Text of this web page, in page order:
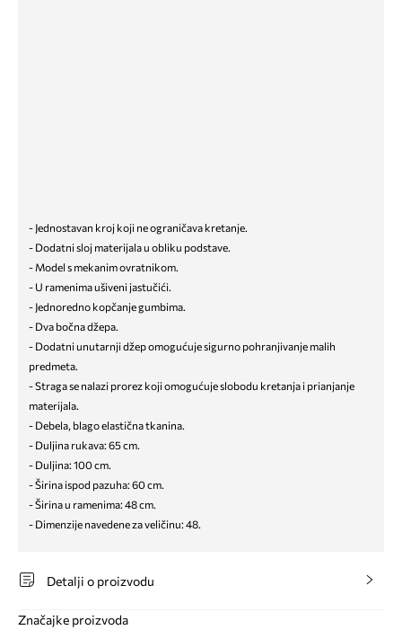
- Jednostavan kroj koji ne ograničava kretanje.
- Dodatni sloj materijala u obliku podstave.
- Model s mekanim ovratnikom.
- U ramenima ušiveni jastučići.
- Jednoredno kopčanje gumbima.
- Dva bočna džepa.
- Dodatni unutarnji džep omogućuje sigurno pohranjivanje malih
predmeta.
- Straga se nalazi prorez koji omogućuje slobodu kretanja i prianjanje
materijala.
- Debela, blago elastična tkanina.
- Duljina rukava: 65 cm.
- Duljina: 100 cm.
- Širina ispod pazuha: 60 cm.
- Širina u ramenima: 48 cm.
- Dimenzije navedene za veličinu: 48.
Detalji o proizvodu
Značajke proizvoda